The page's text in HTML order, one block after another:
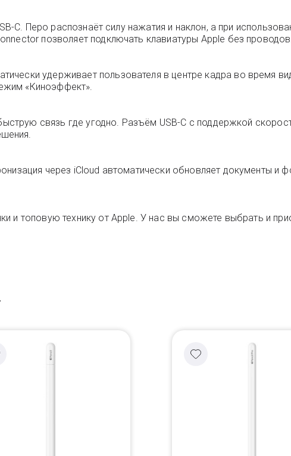
C. Перо распознаёт силу нажатия и наклон, а при
позволяет подключать клавиатуры Apple без
удерживает пользователя в центре кадра во время
«Киноэффект».
связь где угодно. Разъём USB-C с поддержкой
через iCloud автоматически обновляет документы и
и топовую технику от Apple. У нас вы сможете выбрать и